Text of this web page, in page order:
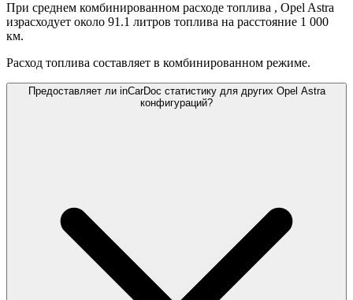
При среднем комбинированном расходе топлива , Opel Astra
израсходует около 91.1 литров топлива на расстояние 1 000
км.
Расход топлива составляет в комбинированном режиме.
Предоставляет ли inCarDoc статистику для других Opel Astra
конфигураций?